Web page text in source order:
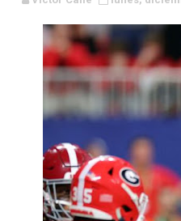
Canadian
EFA y AFLE
Grandes
Campeonato
Mundial de